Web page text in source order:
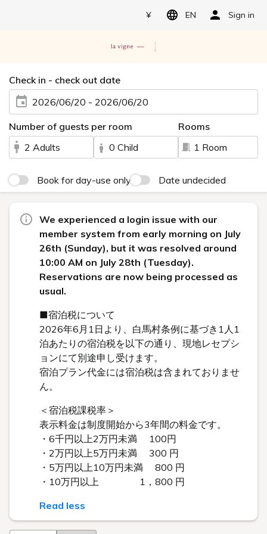
¥ EN Sign in
Check in - check out date
2026/06/20 - 2026/06/20
Number of guests per room
2 Adults
0 Child
Rooms
1 Room
Book for day-use only Date undecided
We experienced a login issue with our
member system from early morning on July
26th (Sunday), but it was resolved around
10:00 AM on July 28th (Tuesday).
Reservations are now being processed as
usual.
■宿泊税について
2026年6月1日より、白馬村条例に基づき1人1
泊あたりの宿泊税を以下の通り、現地レセプシ
ョンにて別途申し受けます。
宿泊プラン代金には宿泊税は含まれておりませ
ん。
＜宿泊税課税率＞
表示料金は制度開始から3年間の料金です。
・6千円以上2万円未満 100円
・2万円以上5万円未満 300 円
・5万円以上10万円未満 800 円
・10万円以上 1，800 円
Read less